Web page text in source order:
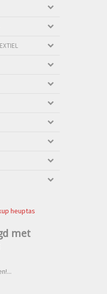
heuptas
met